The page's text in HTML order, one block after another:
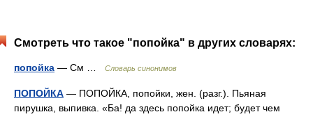
Смотреть что такое "попойка" в других словарях:
попойка — См … Словарь синонимов
ПОПОЙКА — ПОПОЙКА, попойки, жен. (разг.). Пьяная
пирушка, выпивка. «Ба! да здесь попойка идет; будет чем